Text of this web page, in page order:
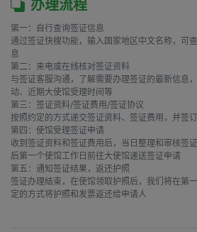
办理流程
第一：自行查询签证信息
通过签证快搜功能，输入国家地区中文名称，可
息
第二：来电或在线核对签证资料
与签证客服沟通，了解需要办理签证的最新信息
动、近期大使馆受理时间等
第三：签证资料/签证费用/签证协议
按照约定的方式递交签证资料、签证费用，并签
第四：使馆受理签证申请
收到签证资料和签证费用后，当日整理和审核签
后第一个使馆工作日前往大使馆递送签证申请
第五：通知签证结果，返还护照
签证办理结束，在使馆领取护照后，我们将在第
定的方式将护照和发票返还给申请人